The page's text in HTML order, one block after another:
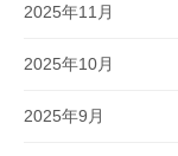
2025年11月
2025年10月
2025年9月